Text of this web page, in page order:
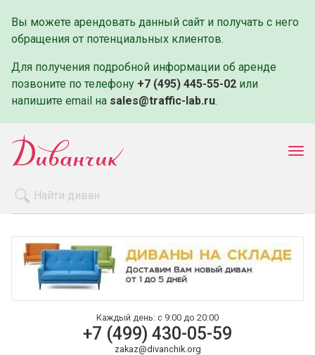
Вы можете арендовать данный сайт и получать с него
обращения от потенциальных клиентов.
Для получения подробной информации об аренде
позвоните по телефону +7 (495) 445-55-02 или
напишите email на sales@traffic-lab.ru.
Оплата и доставка
Контакты
Каждый день: с 9:00 до 20:00
+7 (499) 430-05-59
zakaz@divanchik.org